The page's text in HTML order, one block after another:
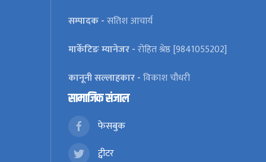
सम्पादक -सतिश आचार्य
मार्केटिङ म्यानेजर -रोहित श्रेष्ठ [9841055202]
कानूनी सल्लाहकार -विकाश चौधरी
सामाजिक संजाल
फेसबुक
ट्वीटर